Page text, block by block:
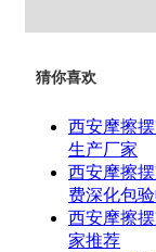
猜你喜欢
西安摩擦
生产厂家
西安摩擦
费深化包
西安摩擦
家推荐